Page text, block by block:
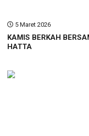
5 Maret 2026
KAMIS BERKAH
HATTA